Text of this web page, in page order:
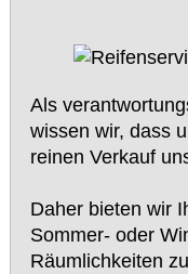
Als
wissen wir, dass
reinen Verkauf
Daher bieten wir
Sommer- oder
Räumlichkeiten